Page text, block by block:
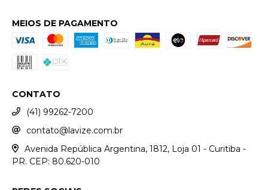
MEIOS DE PAGAMENTO
CONTATO
(41) 99262-7200
contato@lavize.com.br
Avenida República Argentina, 1812, Loja 01 - Curitiba -
PR. CEP: 80.620-010